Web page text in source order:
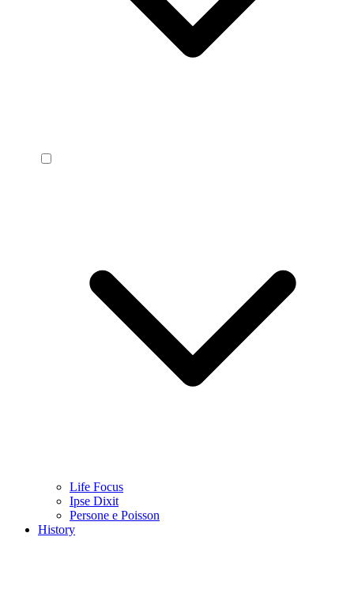
Life Focus
Ipse Dixit
Persone e Poisson
History